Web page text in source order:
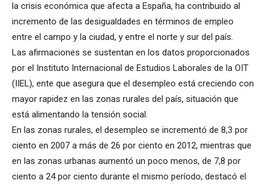
la crisis económica que afecta a España, ha contribuido al
incremento de las desigualdades en términos de empleo
entre el campo y la ciudad, y entre el norte y sur del país.
Las afirmaciones se sustentan en los datos proporcionados
por el Instituto Internacional de Estudios Laborales de la OIT
(IIEL), ente que asegura que el desempleo está creciendo con
mayor rapidez en las zonas rurales del país, situación que
está alimentando la tensión social.
En las zonas rurales, el desempleo se incrementó de 8,3 por
ciento en 2007 a más de 26 por ciento en 2012, mientras que
en las zonas urbanas aumentó un poco menos, de 7,8 por
ciento a 24 por ciento durante el mismo período, destacó el